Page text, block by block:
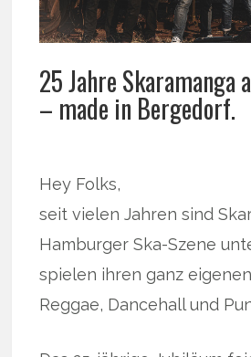
25 Jahre Skaramanga
– made in Bergedorf.
Hey Folks,
seit vielen Jahren sind
Hamburger Ska-Szene
spielen ihren ganz
Reggae, Dancehall und